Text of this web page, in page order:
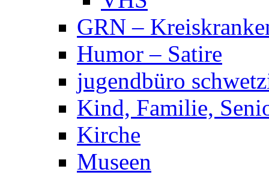
GRN –
Humor – Satire
jugendbüro
Kind, Familie,
Kirche
Museen